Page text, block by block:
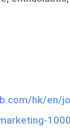
hk/en/